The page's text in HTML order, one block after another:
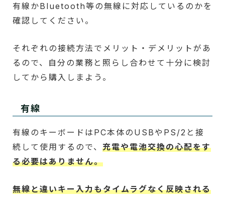
有線かBluetooth等の無線に対応しているのかを
確認してください。
それぞれの接続方法でメリット・デメリットがあ
るので、自分の業務と照らし合わせて十分に検討
してから購入しまよう。
有線
有線のキーボードはPC本体のUSBやPS/2と接
続して使用するので、 充電や電池交換の心配をす
る必要はありません。
無線と違いキー入力もタイムラグなく反映される